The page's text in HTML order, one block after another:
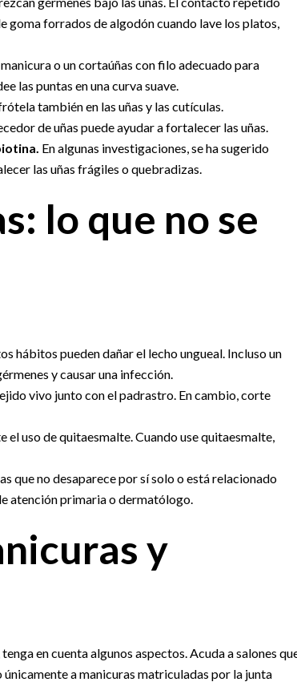
goma forrados de algodón cuando lave los platos,
o un cortaúñas con filo adecuado para
las puntas en una curva suave.
también en las uñas y las cutículas.
de uñas puede ayudar a fortalecer las uñas.
En algunas investigaciones, se ha sugerido
las uñas frágiles o quebradizas.
lo que no se
hábitos pueden dañar el lecho ungueal. Incluso un
y causar una infección.
vivo junto con el padrastro. En cambio, corte
el uso de quitaesmalte. Cuando use quitaesmalte,
que no desaparece por sí solo o está relacionado
atención primaria o dermatólogo.
y
en cuenta algunos aspectos. Acuda a salones
a manicuras matriculadas por la junta